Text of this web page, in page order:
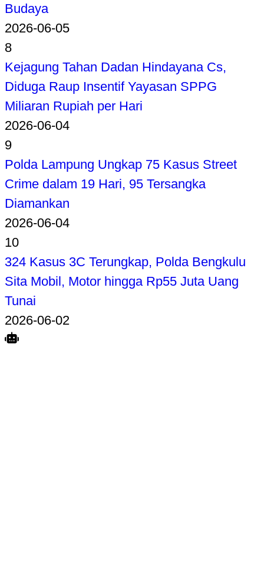
Budaya
2026-06-05
8
Kejagung Tahan Dadan Hindayana Cs,
Diduga Raup Insentif Yayasan SPPG
Miliaran Rupiah per Hari
2026-06-04
9
Polda Lampung Ungkap 75 Kasus Street
Crime dalam 19 Hari, 95 Tersangka
Diamankan
2026-06-04
10
324 Kasus 3C Terungkap, Polda Bengkulu
Sita Mobil, Motor hingga Rp55 Juta Uang
Tunai
2026-06-02